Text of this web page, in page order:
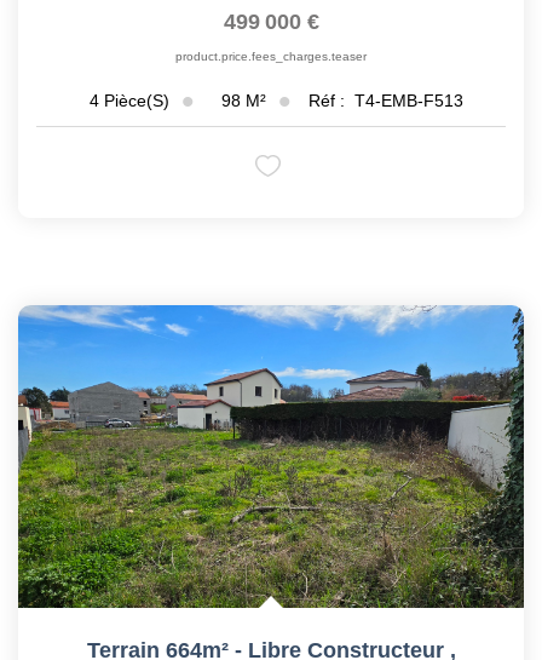
499 000 €
product.price.fees_charges.teaser
4 Pièce(s) 98 M² Réf : T4-EMB-F513
Terrain 664m² - Libre Constructeur ,